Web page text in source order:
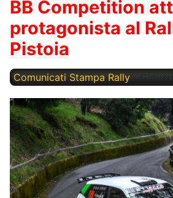
BB Competition
protagonista al
Pistoia
Comunicati Stampa Rally